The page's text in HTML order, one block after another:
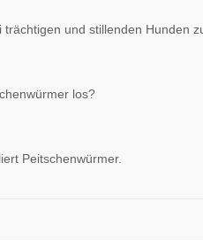
trächtigen und stillenden Hunden
los?
Peitschenwürmer.